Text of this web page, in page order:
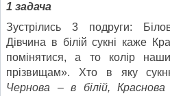
1 задача
Зустрілись 3 подруги:
Дівчина в білій сукні каже
помінятися, а то колір
прізвищам». Хто в яку
Чернова – в білій,